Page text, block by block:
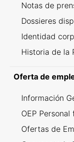
Notas de
Dossieres
Identidad
Historia de la
Oferta de
Información
OEP
Ofertas de